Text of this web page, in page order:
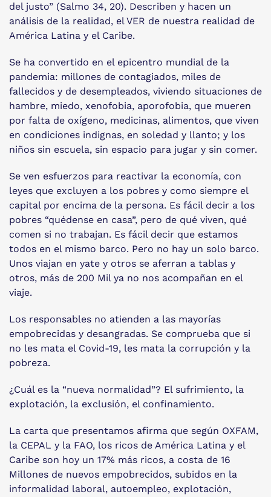
del justo” (Salmo 34, 20). Describen y hacen un
análisis de la realidad, el VER de nuestra realidad de
América Latina y el Caribe.
Se ha convertido en el epicentro mundial de la
pandemia: millones de contagiados, miles de
fallecidos y de desempleados, viviendo situaciones de
hambre, miedo, xenofobia, aporofobia, que mueren
por falta de oxígeno, medicinas, alimentos, que viven
en condiciones indignas, en soledad y llanto; y los
niños sin escuela, sin espacio para jugar y sin comer.
Se ven esfuerzos para reactivar la economía, con
leyes que excluyen a los pobres y como siempre el
capital por encima de la persona. Es fácil decir a los
pobres “quédense en casa”, pero de qué viven, qué
comen si no trabajan. Es fácil decir que estamos
todos en el mismo barco. Pero no hay un solo barco.
Unos viajan en yate y otros se aferran a tablas y
otros, más de 200 Mil ya no nos acompañan en el
viaje.
Los responsables no atienden a las mayorías
empobrecidas y desangradas. Se comprueba que si
no les mata el Covid-19, les mata la corrupción y la
pobreza.
¿Cuál es la “nueva normalidad”? El sufrimiento, la
explotación, la exclusión, el confinamiento.
La carta que presentamos afirma que según OXFAM,
la CEPAL y la FAO, los ricos de América Latina y el
Caribe son hoy un 17% más ricos, a costa de 16
Millones de nuevos empobrecidos, subidos en la
informalidad laboral, autoempleo, explotación,